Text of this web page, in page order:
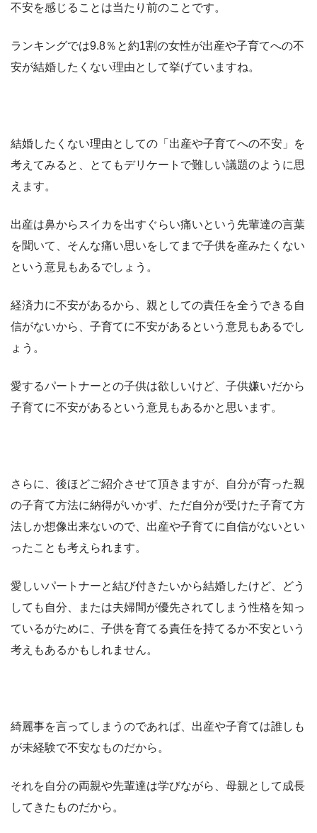
不安を感じることは当たり前のことです。
ランキングでは9.8％と約1割の女性が出産や子育てへの不
安が結婚したくない理由として挙げていますね。
結婚したくない理由としての「出産や子育てへの不安」を
考えてみると、とてもデリケートで難しい議題のように思
えます。
出産は鼻からスイカを出すぐらい痛いという先輩達の言葉
を聞いて、そんな痛い思いをしてまで子供を産みたくない
という意見もあるでしょう。
経済力に不安があるから、親としての責任を全うできる自
信がないから、子育てに不安があるという意見もあるでし
ょう。
愛するパートナーとの子供は欲しいけど、子供嫌いだから
子育てに不安があるという意見もあるかと思います。
さらに、後ほどご紹介させて頂きますが、自分が育った親
の子育て方法に納得がいかず、ただ自分が受けた子育て方
法しか想像出来ないので、出産や子育てに自信がないとい
ったことも考えられます。
愛しいパートナーと結び付きたいから結婚したけど、どう
しても自分、または夫婦間が優先されてしまう性格を知っ
ているがために、子供を育てる責任を持てるか不安という
考えもあるかもしれません。
綺麗事を言ってしまうのであれば、出産や子育ては誰しも
が未経験で不安なものだから。
それを自分の両親や先輩達は学びながら、母親として成長
してきたものだから。